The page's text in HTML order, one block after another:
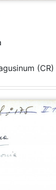
(CR)